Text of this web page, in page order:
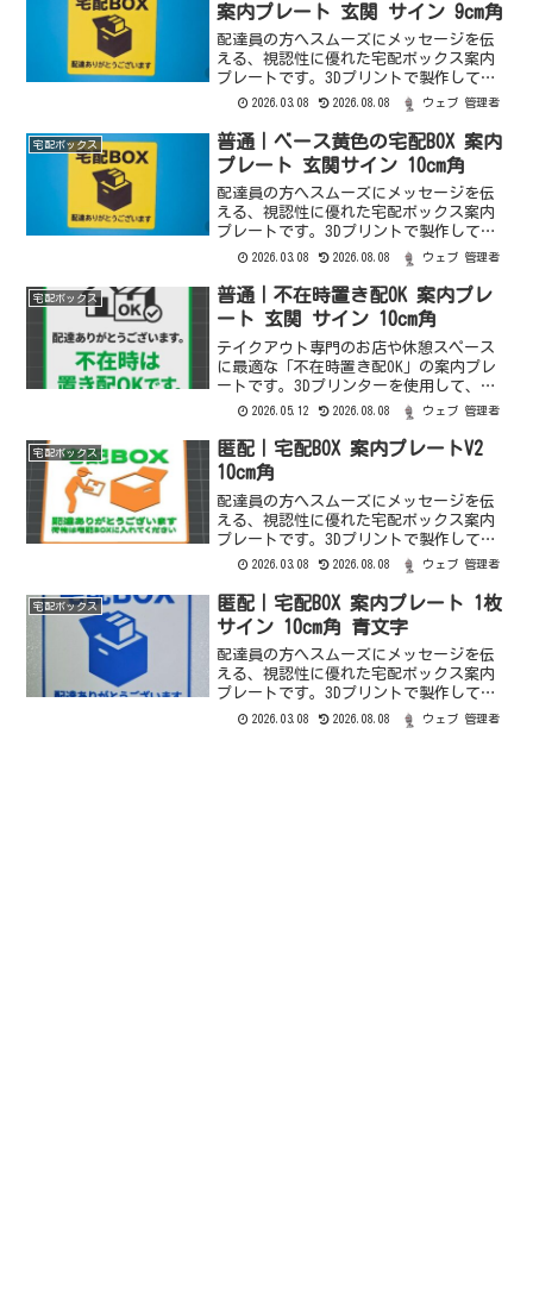
案内プレート 玄関 サイン 9cm角
配達員の方へスムーズにメッセージを伝
える、視認性に優れた宅配ボックス案内
プレートです。3Dプリントで製作してお
り、立体的な文字と配色で、ステッカー
とは一味違う質感と存在感があります。
配送方法ミニレター（郵便局）オーダー
メードサイズ変更、ベー...
2026.03.08 2026.08.08 ウェブ 管理者
宅配ボックス
普通｜ベース黄色の宅配BOX 案内
プレート 玄関サイン 10cm角
配達員の方へスムーズにメッセージを伝
える、視認性に優れた宅配ボックス案内
プレートです。3Dプリントで製作してお
り、立体感のある文字と配色で、ステッ
カーとは一味違う質感と存在感がありま
す。配送方法郵便（定形）オーダーメー
ドサイズ変更、ベースの...
2026.03.08 2026.08.08 ウェブ 管理者
宅配ボックス
普通｜不在時置き配OK 案内プレ
ート 玄関 サイン 10cm角
テイクアウト専門のお店や休憩スペース
に最適な「不在時置き配OK」の案内プレ
ートです。3Dプリンターを使用して、視
認性の高いピクトグラムと日英表記のデ
ザインで製作いたしました。配送方法郵
便（定形）オーダーメードサイズ変更、
ベースや文字・マーク...
2026.05.12 2026.08.08 ウェブ 管理者
宅配ボックス
匿配｜宅配BOX 案内プレートV2
10cm角
配達員の方へスムーズにメッセージを伝
える、視認性に優れた宅配ボックス案内
プレートです。3Dプリントで製作してお
り、立体感のある文字と配色で、ステッ
カーとは一味違う質感と存在感がありま
す。配送方法クリックポストオーダーメ
ードサイズ変更、ベース...
2026.03.08 2026.08.08 ウェブ 管理者
宅配ボックス
匿配｜宅配BOX 案内プレート 1枚
サイン 10cm角 青文字
配達員の方へスムーズにメッセージを伝
える、視認性に優れた宅配ボックス案内
プレートです。3Dプリントで製作してお
り、立体感のある文字と配色で、ステッ
カーとは一味違う質感と存在感がありま
2026.03.08 2026.08.08 ウェブ 管理者